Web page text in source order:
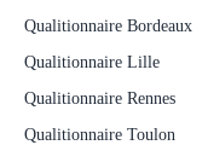
Qualitionnaire Bordeaux
Qualitionnaire Lille
Qualitionnaire Rennes
Qualitionnaire Toulon